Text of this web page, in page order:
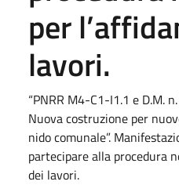
per
lavori.
“PNRR M4-C1-I1.1 e D.M.
Nuova costruzione per
nido comunale”.
partecipare alla procedura
dei lavori.